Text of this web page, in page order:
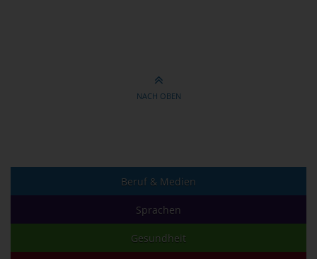
NACH OBEN
Beruf & Medien
Sprachen
Gesundheit